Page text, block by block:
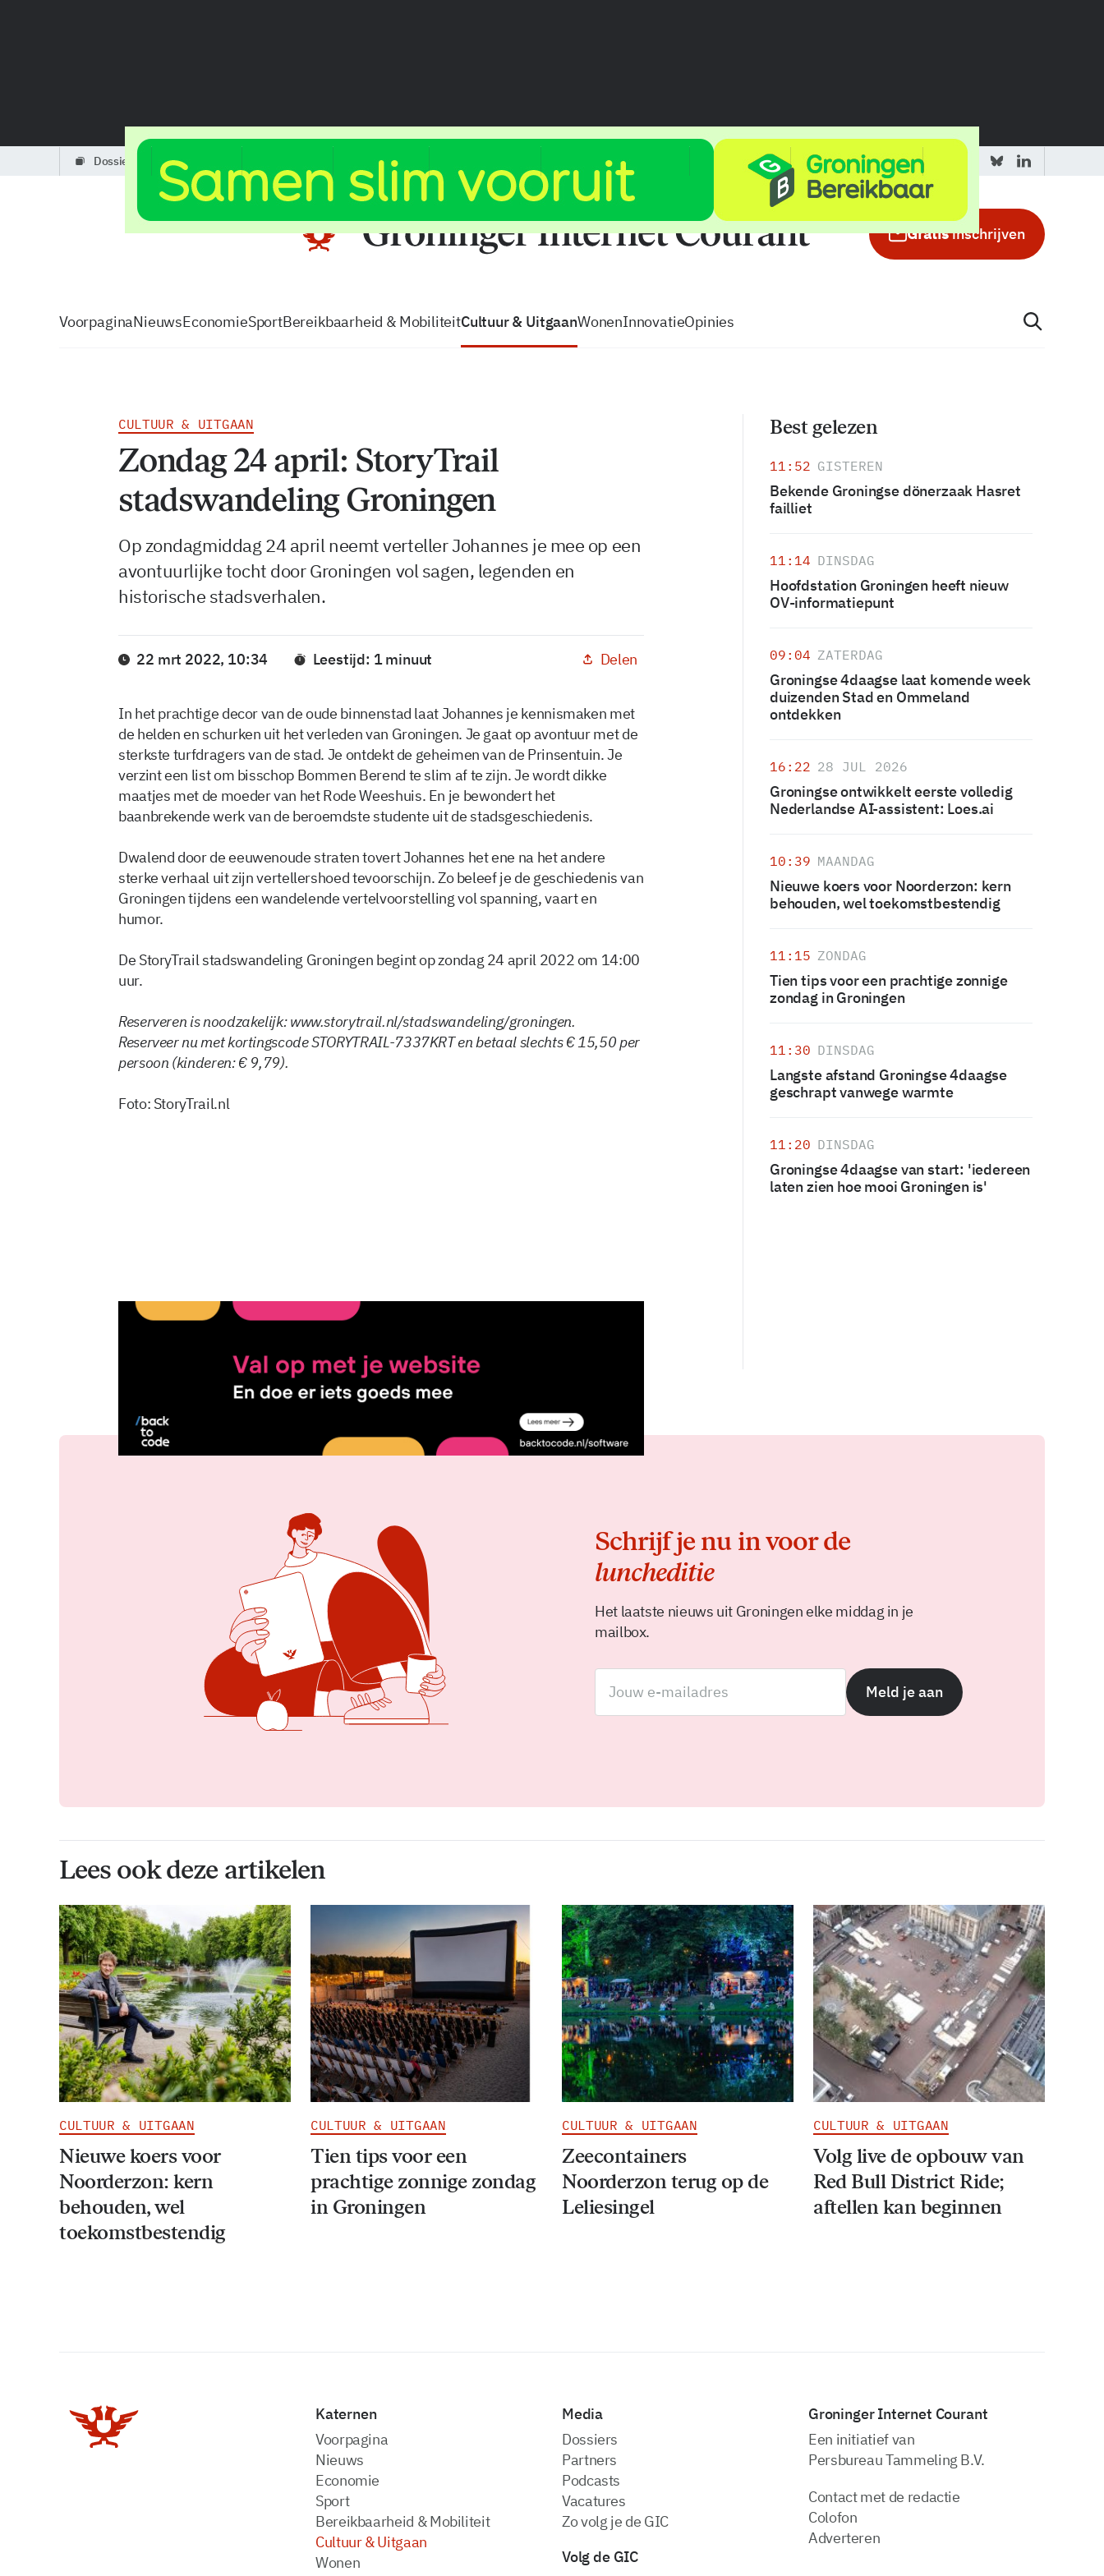
dossiers vacatures Tip de redactie Adverteren in de GIC
Gratisinschrijven
VoorpaginaNieuwsEconomieSportBereikbaarheid & MobiliteitCultuur & UitgaanWonenInnovatieOpinies
CULTUUR & UITGAAN
Zondag 24 april: StoryTrail
stadswandeling Groningen
Op zondagmiddag 24 april neemt verteller Johannes je mee op een
avontuurlijke tocht door Groningen vol sagen, legenden en
historische stadsverhalen.
22 mrt 2022, 10:34 Leestijd: 1 minuut Delen
In het prachtige decor van de oude binnenstad laat Johannes je kennismaken met
de helden en schurken uit het verleden van Groningen. Je gaat op avontuur met de
sterkste turfdragers van de stad. Je ontdekt de geheimen van de Prinsentuin. Je
verzint een list om bisschop Bommen Berend te slim af te zijn. Je wordt dikke
maatjes met de moeder van het Rode Weeshuis. En je bewondert het
baanbrekende werk van de beroemdste studente uit de stadsgeschiedenis.
Dwalend door de eeuwenoude straten tovert Johannes het ene na het andere
sterke verhaal uit zijn vertellershoed tevoorschijn. Zo beleef je de geschiedenis van
Groningen tijdens een wandelende vertelvoorstelling vol spanning, vaart en
humor.
De StoryTrail stadswandeling Groningen begint op zondag 24 april 2022 om 14:00
uur.
Reserveren is noodzakelijk: www.storytrail.nl/stadswandeling/groningen.
Reserveer nu met kortingscode STORYTRAIL-7337KRT en betaal slechts € 15,50 per
persoon (kinderen: € 9,79).
Foto: StoryTrail.nl
22 mrt 2022, 10:34
Best gelezen
11:52 GISTEREN
Bekende Groningse dönerzaak Hasret
failliet
11:14 DINSDAG
Hoofdstation Groningen heeft nieuw
OV-informatiepunt
09:04 ZATERDAG
Groningse 4daagse laat komende week
duizenden Stad en Ommeland
ontdekken
16:22 28 JUL 2026
Groningse ontwikkelt eerste volledig
Nederlandse AI-assistent: Loes.ai
10:39 MAANDAG
Nieuwe koers voor Noorderzon: kern
behouden, wel toekomstbestendig
11:15 ZONDAG
Tien tips voor een prachtige zonnige
zondag in Groningen
11:30 DINSDAG
Langste afstand Groningse 4daagse
geschrapt vanwege warmte
11:20 DINSDAG
Groningse 4daagse van start: 'iedereen
laten zien hoe mooi Groningen is'
Schrijf je nu in voor de
luncheditie
Het laatste nieuws uit Groningen elke middag in je
mailbox.
Meld je aan
Lees ook deze artikelen
CULTUUR & UITGAAN
Nieuwe koers voor
Noorderzon: kern
behouden, wel
toekomstbestendig
CULTUUR & UITGAAN
Tien tips voor een
prachtige zonnige zondag
in Groningen
CULTUUR & UITGAAN
Zeecontainers
Noorderzon terug op de
Leliesingel
CULTUUR & UITGAAN
Volg live de opbouw van
Red Bull District Ride;
aftellen kan beginnen
Katernen
Voorpagina
Nieuws
Economie
Sport
Bereikbaarheid & Mobiliteit
Cultuur & Uitgaan
Wonen
Media
dossiers
partners
podcasts
vacatures
zo volg je de GIC
Volg de GIC
Groninger Internet Courant
Een initiatief van
Persbureau Tammeling B.V.
Contact met de redactie
Colofon
Adverteren